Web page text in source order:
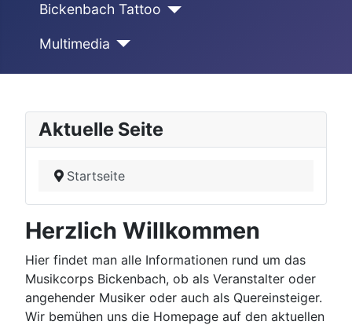
Bickenbach Tattoo
Multimedia
Aktuelle Seite
Startseite
Herzlich Willkommen
Hier findet man alle Informationen rund um das
Musikcorps Bickenbach, ob als Veranstalter oder
angehender Musiker oder auch als Quereinsteiger.
Wir bemühen uns die Homepage auf den aktuellen